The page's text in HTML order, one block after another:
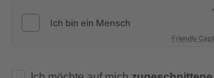
Friendly